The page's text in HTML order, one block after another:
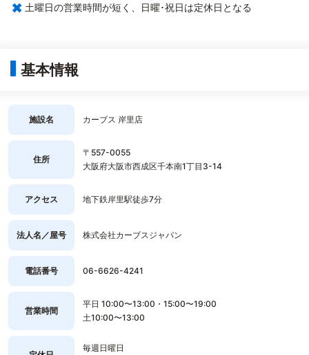
× 土曜日の営業時間が短く、日曜･祝日は定休日となる
基本情報
施設名 カーブス 岸里店
住所
〒557-0055
大阪府大阪市西成区千本南1丁目3-14
アクセス 地下鉄岸里駅徒歩7分
法人名／屋号 株式会社カーブスジャパン
電話番号 06-6626-4241
営業時間
平日 10:00〜13:00・15:00〜19:00
土10:00〜13:00
毎週日曜日